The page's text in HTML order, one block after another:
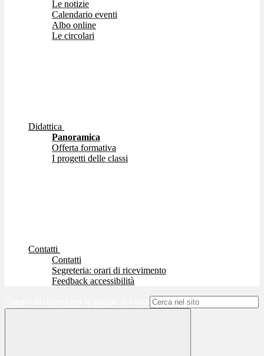
Le notizie
Calendario eventi
Albo online
Le circolari
Didattica
Panoramica
Offerta formativa
I progetti delle classi
Contatti
Contatti
Segreteria: orari di ricevimento
Feedback accessibilità